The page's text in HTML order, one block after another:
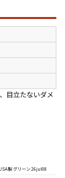
Tシャツ
70年代
目立たないダメ
製 グリーン 26jul08